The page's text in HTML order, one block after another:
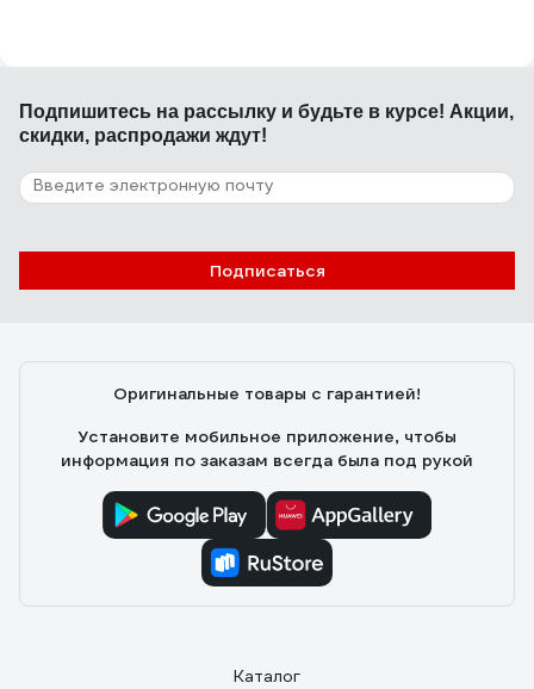
Подпишитесь на рассылку и будьте в курсе! Акции,
скидки, распродажи ждут!
Подписаться
Оригинальные товары с гарантией!
Установите мобильное приложение, чтобы
информация по заказам всегда была под рукой
Каталог